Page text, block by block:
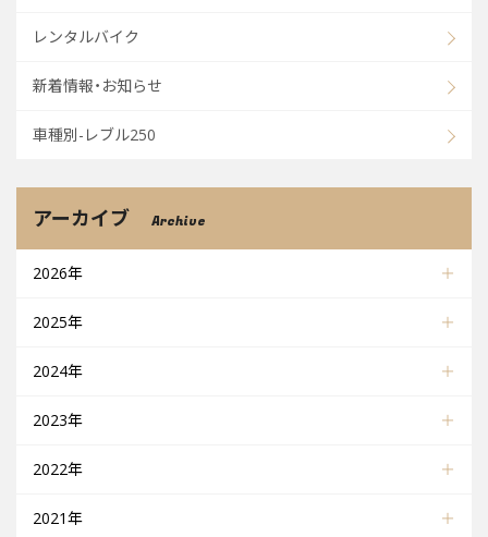
レンタルバイク
新着情報・お知らせ
車種別-レブル250
アーカイブ Archive
2026年
2025年
2024年
2023年
2022年
2021年